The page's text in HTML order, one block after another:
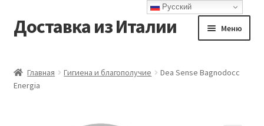
Перейти
к
Перейти
к
Доставка из Италии Меню
Доставка
Главная Гигиена и благополучие
Dea Sense Bagnodocc
Energia
Русский